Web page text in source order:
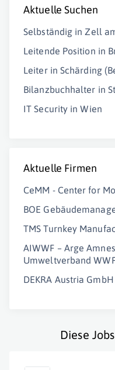
Aktuelle Suchen
Selbständig in Zell
Leitende Position in
Leiter in Schärding
Bilanzbuchhalter in
IT Security in Wien
Aktuelle Firmen
CeMM - Center for
BOE
TMS Turnkey
AIWWF – Arge
Umweltverband
DEKRA Austria GmbH
Diese